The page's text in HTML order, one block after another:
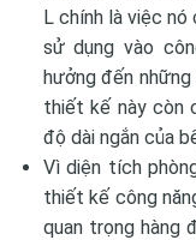
L chính là việc
sử dụng vào
hưởng đến
thiết kế này còn
độ dài ngắn của
Vì diện tích
thiết kế công
quan trọng hàng